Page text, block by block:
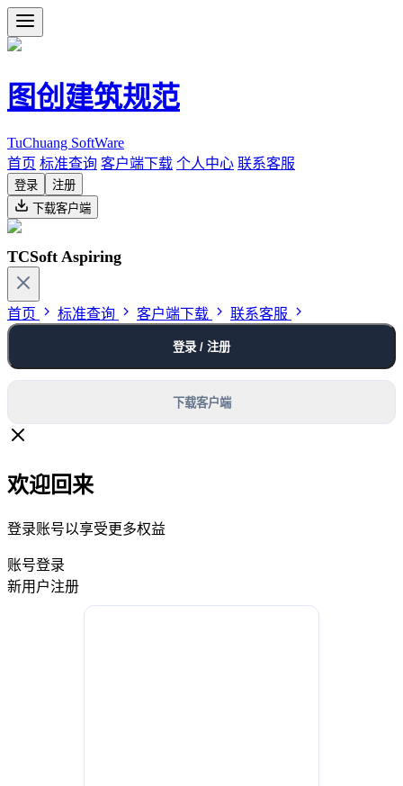
图创建筑规范
TuChuang SoftWare
首页 标准查询 客户端下载 个人中心 联系客服
登录
注册
下载客户端
TCSoft Aspiring
首页 标准查询 客户端下载 联系客服
登录 / 注册
下载客户端
欢迎回来
登录账号以享受更多权益
账号登录
新用户注册